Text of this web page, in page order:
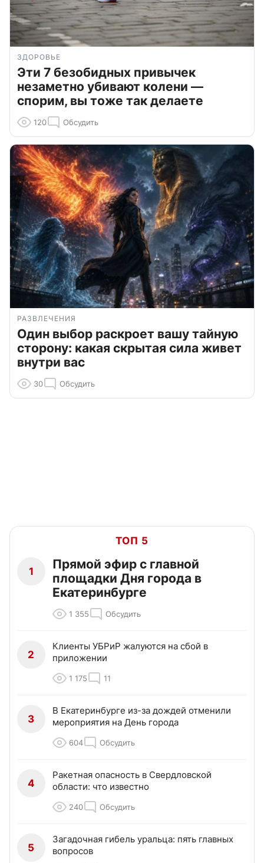
ЗДОРОВЬЕ
Эти 7 безобидных привычек
незаметно убивают колени —
спорим, вы тоже так делаете
120 Обсудить
РАЗВЛЕЧЕНИЯ
Один выбор раскроет вашу тайную
сторону: какая скрытая сила живет
внутри вас
30 Обсудить
ТОП 5
1
Прямой эфир с главной
площадки Дня города в
Екатеринбурге
1 355 Обсудить
2
Клиенты УБРиР жалуются на сбой в
приложении
1 175 11
3
В Екатеринбурге из-за дождей отменили
мероприятия на День города
604 Обсудить
4
Ракетная опасность в Свердловской
области: что известно
240 Обсудить
5
Загадочная гибель уральца: пять главных
вопросов